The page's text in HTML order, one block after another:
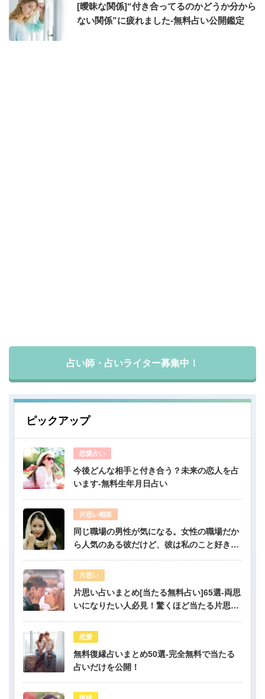
[曖昧な関係]“付き合ってるのかどうか分から
ない関係”に疲れました-無料占い公開鑑定
占い師・占いライター募集中！
ピックアップ
恋愛占い
今後どんな相手と付き合う？未来の恋人を占
います-無料生年月日占い
片思い相談
同じ職場の男性が気になる。女性の職場だか
ら人気のある彼だけど、彼は私のこと好き？-
片思い
片思い占いまとめ[当たる無料占い]65選-両思
いになりたい人必見！驚くほど当たる片思い
恋愛
無料復縁占いまとめ50選-完全無料で当たる
占いだけを公開！